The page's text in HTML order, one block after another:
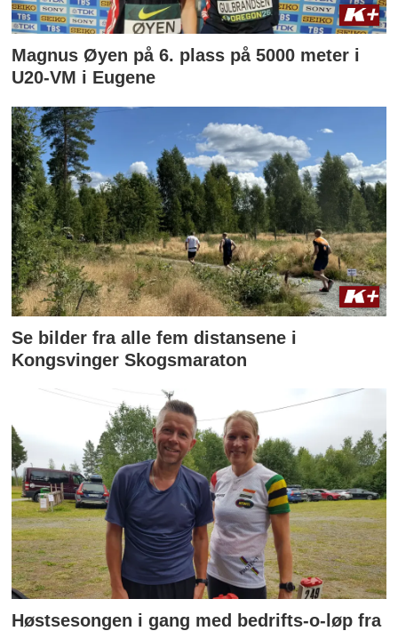
Magnus Øyen på 6. plass på 5000 meter i
U20-VM i Eugene
Se bilder fra alle fem distansene i
Kongsvinger Skogsmaraton
Høstsesongen i gang med bedrifts-o-løp fra